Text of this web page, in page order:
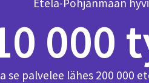
000
se palvelee lähes 200 000